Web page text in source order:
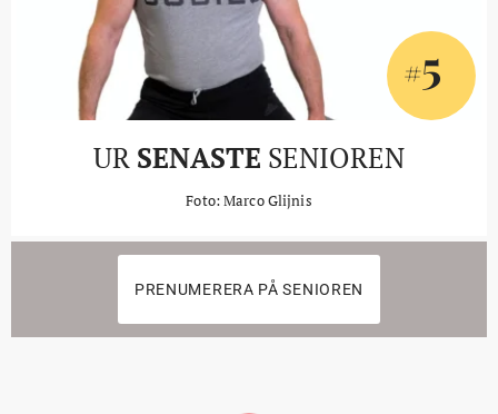
#5
UR SENASTE SENIOREN
Foto: Marco Glijnis
PRENUMERERA PÅ SENIOREN